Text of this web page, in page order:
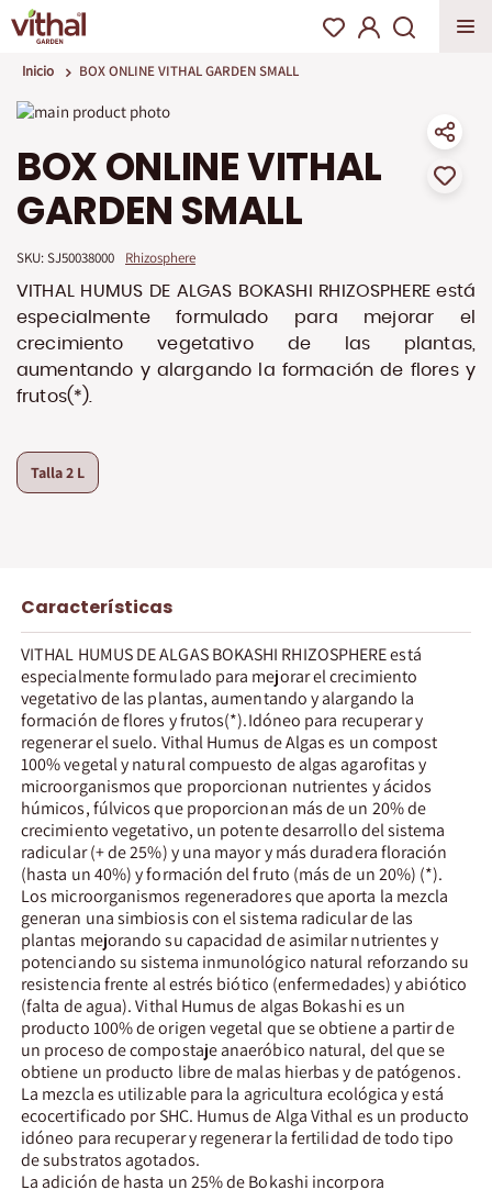
Inicio BOX ONLINE VITHAL GARDEN SMALL
Saltar
final
de
la
galería
imágenes
al
comienzo
de
la
de
imágenes
BOX ONLINE VITHAL
GARDEN SMALL
SKU: SJ50038000 Rhizosphere
VITHAL HUMUS DE ALGAS BOKASHI RHIZOSPHERE está
especialmente formulado para mejorar el
crecimiento vegetativo de las plantas,
aumentando y alargando la formación de flores y
frutos(*).
Talla2 L
Características
VITHAL HUMUS DE ALGAS BOKASHI RHIZOSPHERE está
especialmente formulado para mejorar el crecimiento
vegetativo de las plantas, aumentando y alargando la
formación de flores y frutos(*).Idóneo para recuperar y
regenerar el suelo. Vithal Humus de Algas es un compost
100% vegetal y natural compuesto de algas agarofitas y
microorganismos que proporcionan nutrientes y ácidos
húmicos, fúlvicos que proporcionan más de un 20% de
crecimiento vegetativo, un potente desarrollo del sistema
radicular (+ de 25%) y una mayor y más duradera floración
(hasta un 40%) y formación del fruto (más de un 20%) (*).
Los microorganismos regeneradores que aporta la mezcla
generan una simbiosis con el sistema radicular de las
plantas mejorando su capacidad de asimilar nutrientes y
potenciando su sistema inmunológico natural reforzando su
resistencia frente al estrés biótico (enfermedades) y abiótico
(falta de agua). Vithal Humus de algas Bokashi es un
producto 100% de origen vegetal que se obtiene a partir de
un proceso de compostaje anaeróbico natural, del que se
obtiene un producto libre de malas hierbas y de patógenos.
La mezcla es utilizable para la agricultura ecológica y está
ecocertificado por SHC. Humus de Alga Vithal es un producto
idóneo para recuperar y regenerar la fertilidad de todo tipo
de substratos agotados.
La adición de hasta un 25% de Bokashi incorpora